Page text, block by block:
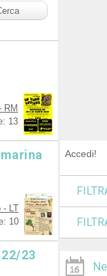
RM
13
- LT
10
23
Accedi!